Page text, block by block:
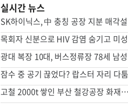
실시간 뉴스